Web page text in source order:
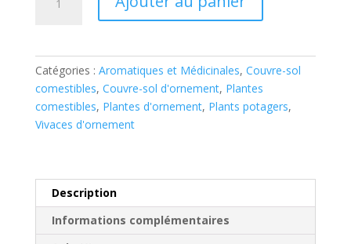
Catégories : Aromatiques et Médicinales, Couvre-sol
comestibles, Couvre-sol d'ornement, Plantes
comestibles, Plantes d'ornement, Plants potagers,
Vivaces d'ornement
Description
Informations complémentaires